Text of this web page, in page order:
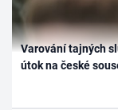
Varování tajných
útok na české